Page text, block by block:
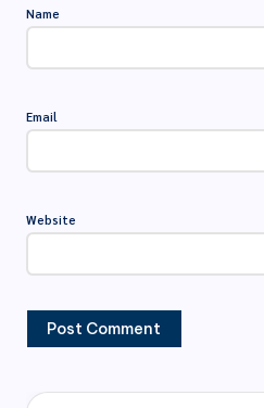
Name
Email
Website